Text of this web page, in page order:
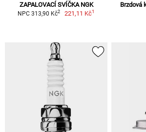
ZAPALOVACÍ SVÍČKA NGK
NPC 313,90 Kč2 221,11 Kč1
Brzdová